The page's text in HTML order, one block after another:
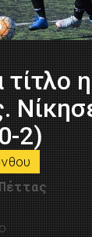
τίτλο
2)